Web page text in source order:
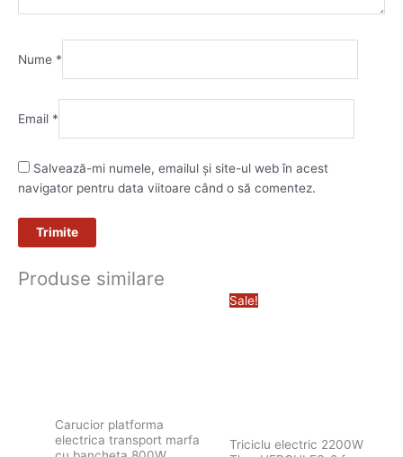
Nume *
Email *
Salvează-mi numele, emailul și site-ul web în acest
navigator pentru data viitoare când o să comentez.
Produse similare
Carucior platforma
electrica transport marfa
Sale!
Triciclu electric 2200W